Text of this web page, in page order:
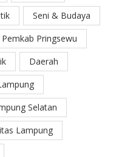
Seni & Budaya
Pemkab Pringsewu
Daerah
Selatan
Lampung